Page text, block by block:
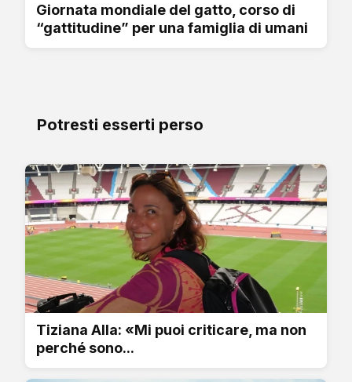
Giornata mondiale del gatto, corso di
“gattitudine” per una famiglia di umani
Potresti esserti perso
Tiziana Alla: «Mi puoi criticare, ma non
perché sono...